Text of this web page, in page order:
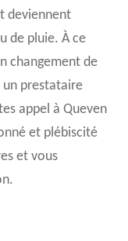
deviennent
de pluie. À ce
changement de
un prestataire
appel à Queven
et plébiscité
et vous